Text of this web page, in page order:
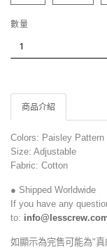
數量
商品介紹
Colors: Paisley
Size: Adjustable
Fabric: Cotton
● Shipped Worldwide
If you have any
to:
如顯示為完售可能為"